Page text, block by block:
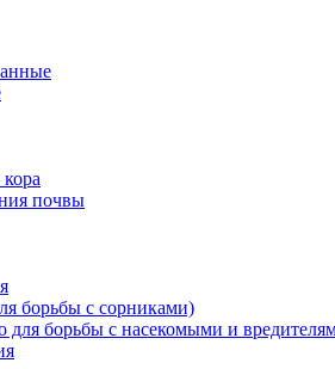
почвы
борьбы с сорниками)
для борьбы с насекомыми и